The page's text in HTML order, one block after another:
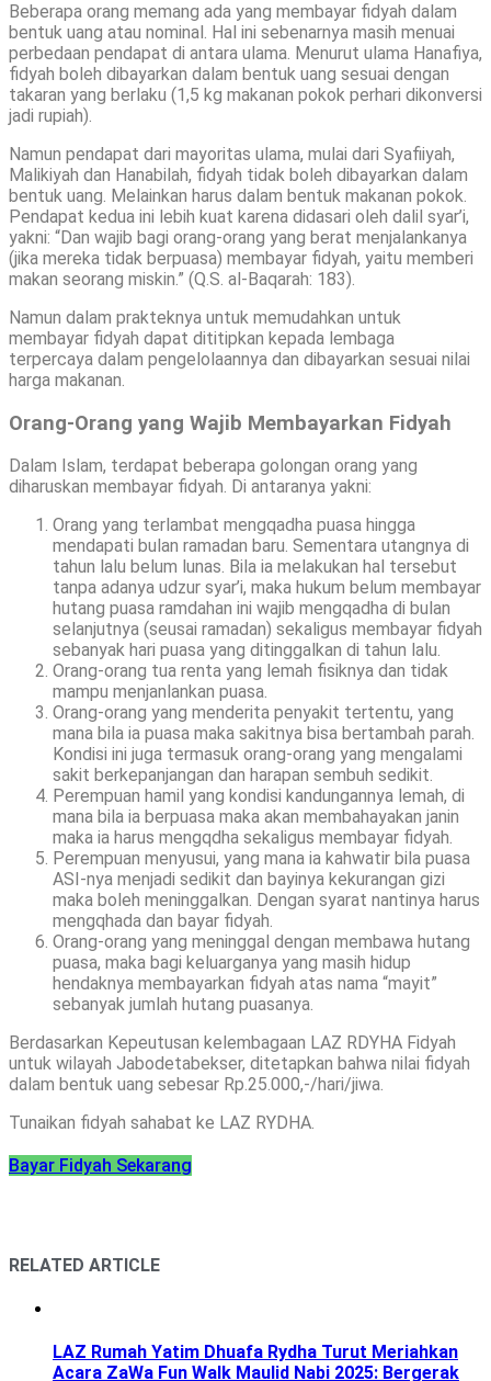
Beberapa orang memang ada yang membayar fidyah dalam
bentuk uang atau nominal. Hal ini sebenarnya masih menuai
perbedaan pendapat di antara ulama. Menurut ulama Hanafiya,
fidyah boleh dibayarkan dalam bentuk uang sesuai dengan
takaran yang berlaku (1,5 kg makanan pokok perhari dikonversi
jadi rupiah).
Namun pendapat dari mayoritas ulama, mulai dari Syafiiyah,
Malikiyah dan Hanabilah, fidyah tidak boleh dibayarkan dalam
bentuk uang. Melainkan harus dalam bentuk makanan pokok.
Pendapat kedua ini lebih kuat karena didasari oleh dalil syar’i,
yakni: “Dan wajib bagi orang-orang yang berat menjalankanya
(jika mereka tidak berpuasa) membayar fidyah, yaitu memberi
makan seorang miskin.” (Q.S. al-Baqarah: 183).
Namun dalam prakteknya untuk memudahkan untuk
membayar fidyah dapat dititipkan kepada lembaga
terpercaya dalam pengelolaannya dan dibayarkan sesuai nilai
harga makanan.
Orang-Orang yang Wajib Membayarkan Fidyah
Dalam Islam, terdapat beberapa golongan orang yang
diharuskan membayar fidyah. Di antaranya yakni:
Orang yang terlambat mengqadha puasa hingga
mendapati bulan ramadan baru. Sementara utangnya di
tahun lalu belum lunas. Bila ia melakukan hal tersebut
tanpa adanya udzur syar’i, maka hukum belum membayar
hutang puasa ramdahan ini wajib mengqadha di bulan
selanjutnya (seusai ramadan) sekaligus membayar fidyah
sebanyak hari puasa yang ditinggalkan di tahun lalu.
Orang-orang tua renta yang lemah fisiknya dan tidak
mampu menjanlankan puasa.
Orang-orang yang menderita penyakit tertentu, yang
mana bila ia puasa maka sakitnya bisa bertambah parah.
Kondisi ini juga termasuk orang-orang yang mengalami
sakit berkepanjangan dan harapan sembuh sedikit.
Perempuan hamil yang kondisi kandungannya lemah, di
mana bila ia berpuasa maka akan membahayakan janin
maka ia harus mengqdha sekaligus membayar fidyah.
Perempuan menyusui, yang mana ia kahwatir bila puasa
ASI-nya menjadi sedikit dan bayinya kekurangan gizi
maka boleh meninggalkan. Dengan syarat nantinya harus
mengqhada dan bayar fidyah.
Orang-orang yang meninggal dengan membawa hutang
puasa, maka bagi keluarganya yang masih hidup
hendaknya membayarkan fidyah atas nama “mayit”
sebanyak jumlah hutang puasanya.
Berdasarkan Kepeutusan kelembagaan LAZ RDYHA Fidyah
untuk wilayah Jabodetabekser, ditetapkan bahwa nilai fidyah
dalam bentuk uang sebesar Rp.25.000,-/hari/jiwa.
Tunaikan fidyah sahabat ke LAZ RYDHA.
Bayar Fidyah Sekarang
RELATED ARTICLE
LAZ Rumah Yatim Dhuafa Rydha Turut Meriahkan
Acara ZaWa Fun Walk Maulid Nabi 2025: Bergerak